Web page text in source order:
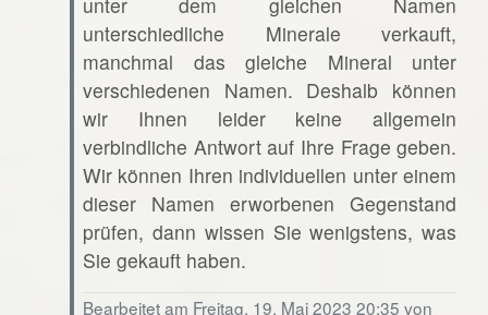
unterschiedliche Minerale verkauft,
manchmal das gleiche Mineral unter
verschiedenen Namen. Deshalb können
wir Ihnen leider keine allgemein
verbindliche Antwort auf Ihre Frage geben.
Wir können Ihren individuellen unter einem
dieser Namen erworbenen Gegenstand
prüfen, dann wissen Sie wenigstens, was
Sie gekauft haben.
Bearbeitet am Freitag, 19. Mai 2023 20:35 von